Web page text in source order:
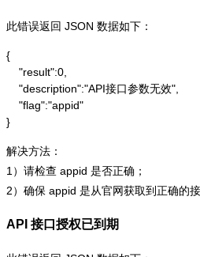
此错误返回 JSON 数据如下：
{
    "result":0,
    "description":"API接口参数无效",
    "flag":"appid"
}
解决方法：
1）请检查 appid 是否正确；
2）确保 appid 是从官网获取到正确的接
API 接口授权已到期